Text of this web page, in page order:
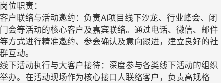
岗位职责：
客户联络与活动邀约：负责AI项目线下沙龙、行业峰会、闭
门会等活动的核心客户及嘉宾联络。通过电话、微信、邮件
等方式进行精准邀约、参会确认及意向跟进，建立良好的社
群互动。
线下活动执行与大客户接待：深度参与各类线下活动的组织
举办。在活动现场作为核心接口人联络客户，负责高规格